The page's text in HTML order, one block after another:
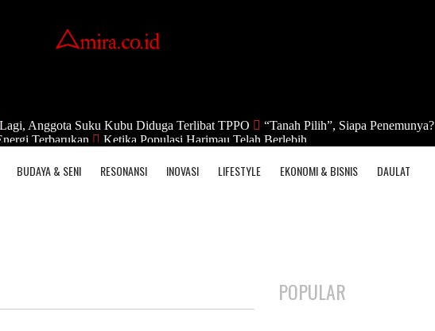
Lagi, Anggota Suku Kubu Diduga Terlibat TPPO
“Tanah Pilih”, Siapa Penemunya?
Terbarukan
Ketika Populasi Harimau Telah Berlebih
BUDAYA & SENI RESONANSI INOVASI LIFESTYLE EKONOMI & BISNIS DAULAT
POPULAR